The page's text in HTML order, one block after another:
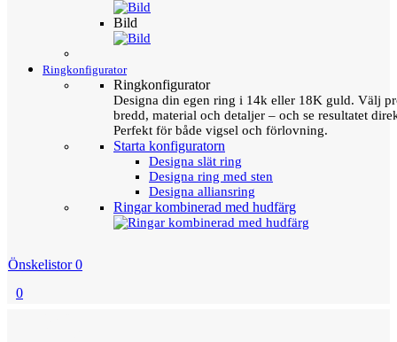
Bild
Ringkonfigurator
Ringkonfigurator
Designa din egen ring i 14k eller 18K guld. Välj
bredd, material och detaljer – och se resultatet
Perfekt för både vigsel och förlovning.
Starta konfiguratorn
Designa slät ring
Designa ring med sten
Designa alliansring
Ringar kombinerad med hudfärg
Önskelistor 0
0